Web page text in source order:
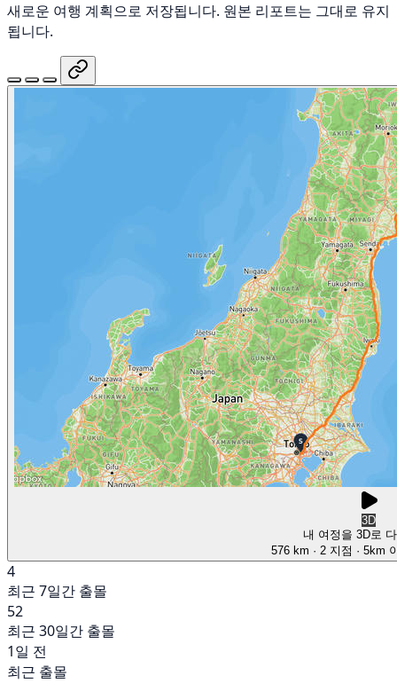
새로운 여행 계획으로 저장됩니다. 원본 리포트는 그대로 유지
됩니다.
3D
내 여정을 3D로
576 km · 2 지점 · 5km
4
최근 7일간 출몰
52
최근 30일간 출몰
1일 전
최근 출몰